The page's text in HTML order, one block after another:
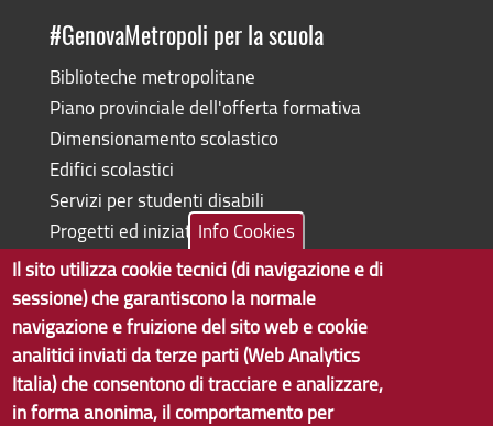
#GenovaMetropoli per la scuola
Biblioteche metropolitane
Piano provinciale dell'offerta formativa
Dimensionamento scolastico
Edifici scolastici
Servizi per studenti disabili
Progetti ed iniziative
Copyright © 2017 Città metropolitana di Genova | CF:
80007350103
Tecnologie e Accessibilità
Info Cookies
Il sito utilizza cookie tecnici (di navigazione e di
sessione) che garantiscono la normale
navigazione e fruizione del sito web e cookie
analitici inviati da terze parti (Web Analytics
Italia) che consentono di tracciare e analizzare,
in forma anonima, il comportamento per